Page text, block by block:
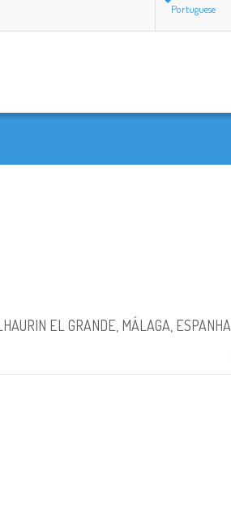
Portuguese
EL GRANDE, MÁLAGA, ESPANHA